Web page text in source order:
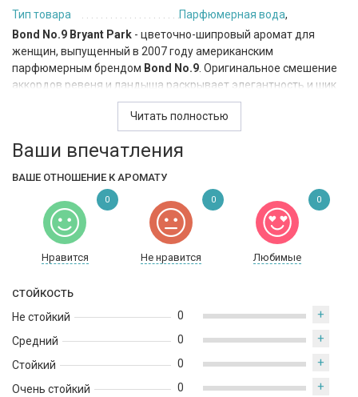
Тип товара
Парфюмерная вода,
Bond No.9 Bryant Park - цветочно-шипровый аромат для
женщин, выпущенный в 2007 году американским
парфюмерным брендом Bond No.9 . Оригинальное смешение
аккордов ревеня и ландыша раскрывает элегантность и шик
времен ретро, пикантный розовый перец и чувственная
изящная роза звучат едва уловимым и небрежным штрихом,
довершающим портрет таинственной незнакомки,
вернувшейся к нам из прошлого.
Читать полностью
Ваши впечатления
ВАШЕ ОТНОШЕНИЕ К АРОМАТУ
Нравится Не нравится Любимые
0 0 0
СТОЙКОСТЬ
Не стойкий
Средний
Стойкий
Очень стойкий
0 +
0 +
0 +
0 +